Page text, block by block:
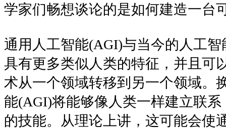
学家们畅想谈论的是如何建造一台
通用人工智能(AGI)与当今的人工
具有更多类似人类的特征，并且可
术从一个领域转移到另一个领域。
能(AGI)将能够像人类一样建立联
的技能。从理论上讲，这可能会使